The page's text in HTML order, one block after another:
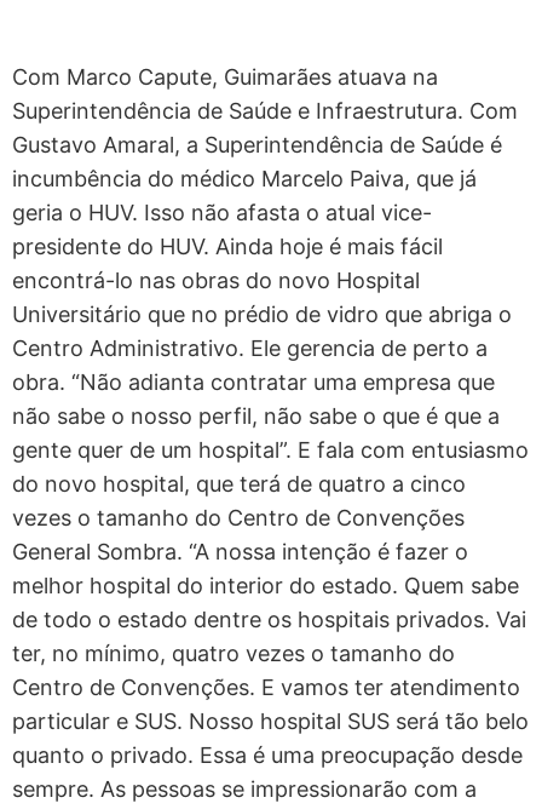
Com Marco Capute, Guimarães atuava na
Superintendência de Saúde e Infraestrutura. Com
Gustavo Amaral, a Superintendência de Saúde é
incumbência do médico Marcelo Paiva, que já
geria o HUV. Isso não afasta o atual vice-
presidente do HUV. Ainda hoje é mais fácil
encontrá-lo nas obras do novo Hospital
Universitário que no prédio de vidro que abriga o
Centro Administrativo. Ele gerencia de perto a
obra. “Não adianta contratar uma empresa que
não sabe o nosso perfil, não sabe o que é que a
gente quer de um hospital”. E fala com entusiasmo
do novo hospital, que terá de quatro a cinco
vezes o tamanho do Centro de Convenções
General Sombra. “A nossa intenção é fazer o
melhor hospital do interior do estado. Quem sabe
de todo o estado dentre os hospitais privados. Vai
ter, no mínimo, quatro vezes o tamanho do
Centro de Convenções. E vamos ter atendimento
particular e SUS. Nosso hospital SUS será tão belo
quanto o privado. Essa é uma preocupação desde
sempre. As pessoas se impressionarão com a